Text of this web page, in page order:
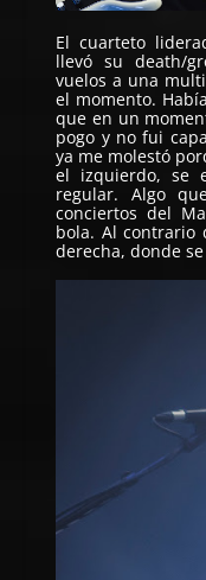
El cuarteto
llevó su death/
vuelos a una
el momento.
que en un
pogo y no fui
ya me molestó
el izquierdo, se
regular. Algo
conciertos del
bola. Al contrario
derecha, donde